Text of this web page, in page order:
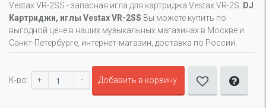
Vestax VR-2SS - запасная игла для картриджа Vestax VR-2S.
DJ
Картриджи, иглы Vestax VR-2SS Вы можете купить по
выгодной цене в наших музыкальных магазинах в Москве и
Санкт-Петербурге, интернет-магазин, доставка по России.
К-во: + - Добавить в корзину